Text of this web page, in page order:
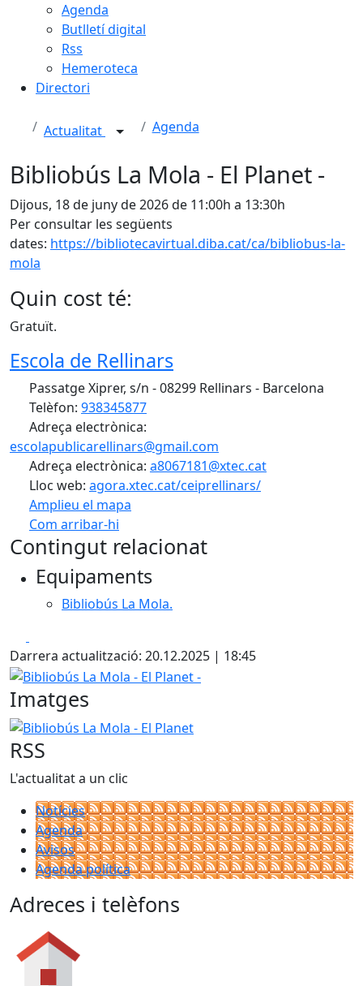
Agenda
Butlletí digital
Rss
Hemeroteca
Directori
Actualitat Agenda
Bibliobús La Mola - El Planet -
Dijous, 18 de juny de 2026 de 11:00h a 13:30h
Per consultar les següents
dates: https://bibliotecavirtual.diba.cat/ca/bibliobus-la-
mola
Quin cost té:
Gratuït.
Escola de Rellinars
Passatge Xiprer, s/n - 08299 Rellinars - Barcelona
Telèfon: 938345877
Adreça electrònica:
escolapublicarellinars@gmail.com
Adreça electrònica: a8067181@xtec.cat
Lloc web: agora.xtec.cat/ceiprellinars/
Amplieu el mapa
Com arribar-hi
+
Contingut relacionat
Equipaments
Bibliobús La Mola.
Darrera actualització: 20.12.2025 | 18:45
Bibliobús La Mola - El Planet -
Imatges
Bibliobús La Mola - El Planet
RSS
L'actualitat a un clic
Notícies
Agenda
Avisos
Agenda política
Adreces i telèfons